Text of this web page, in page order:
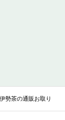
勢茶の通販お取り